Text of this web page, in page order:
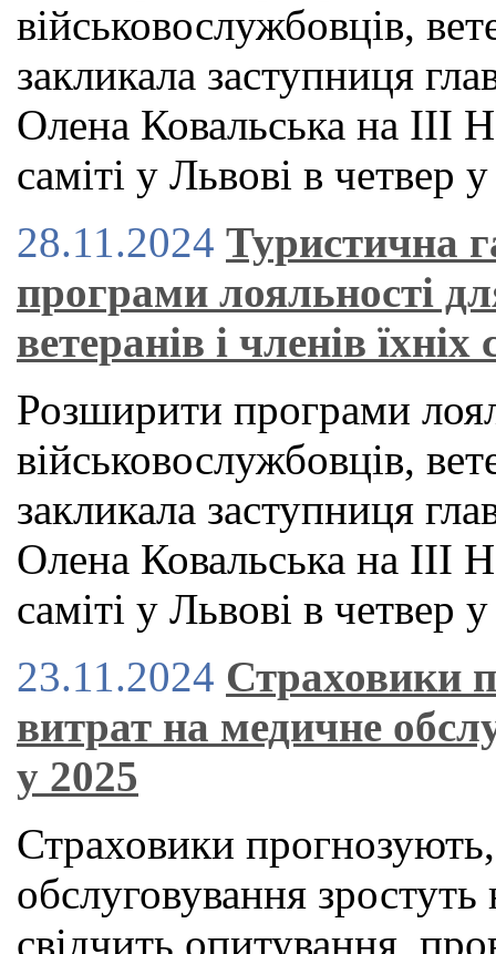
військовослужбовців,
закликала заступниця
Олена Ковальська на ІІІ
саміті у Львові в четвер
28.11.2024 Туристична
програми лояльності
ветеранів і членів
Розширити програми
військовослужбовців,
закликала заступниця
Олена Ковальська на ІІІ
саміті у Львові в четвер
23.11.2024 Страховики
витрат на медичне
у 2025
Страховики
обслуговування
свідчить опитування,